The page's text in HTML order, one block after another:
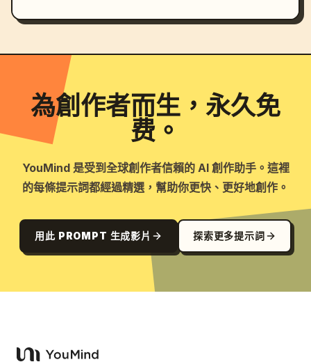
為創作者而生，永久免
费。
YouMind 是受到全球創作者信賴的 AI 創作助手。這裡
的每條提示詞都經過精選，幫助你更快、更好地創作。
用此 PROMPT 生成影片 探索更多提示詞